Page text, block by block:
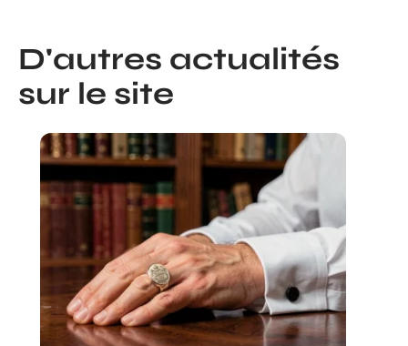
D'autres actualités
sur le site